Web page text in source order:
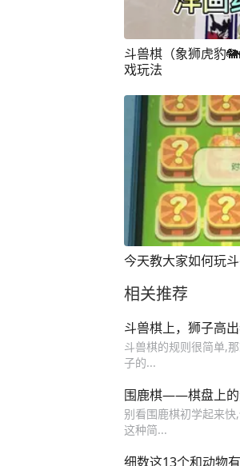
斗兽棋（象狮虎豹
戏玩法
今天教大家如何玩
相关推荐
斗兽棋上，狮子高
斗兽棋的规则很简单,
子的...
围鹿棋——棋盘上的
别看围鹿棋初学起来
这种简...
细数这13个和动物